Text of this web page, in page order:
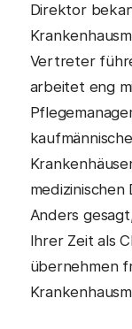
Direktor
Vertreter
arbeitet eng
Anders
Ihrer Zeit als
übernehmen